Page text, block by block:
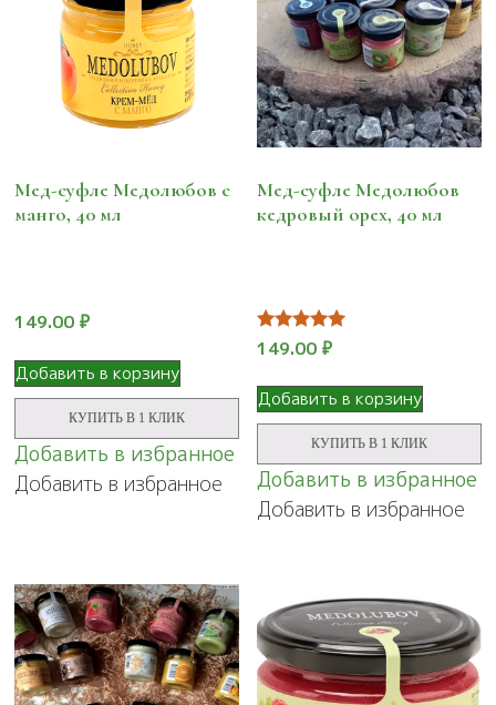
Мед-суфле Медолюбов с
манго, 40 мл
149.00 ₽
Добавить в корзину
КУПИТЬ В 1 КЛИК
Добавить в избранное
Добавить в избранное
Мед-суфле Медолюбов
кедровый орех, 40 мл
Оценка
5.00
149.00₽
Добавить в корзину
КУПИТЬ В 1 КЛИК
Добавить в избранное
Добавить в избранное